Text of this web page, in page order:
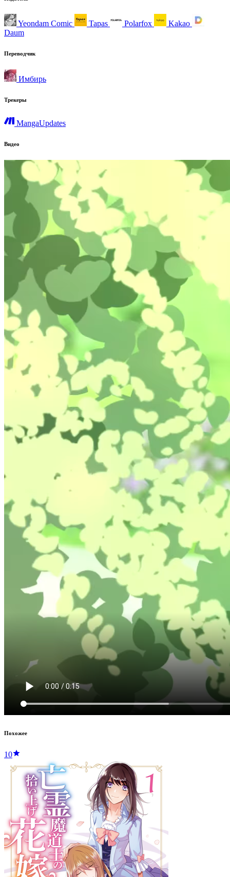
Yeondam Comic Tapas Polarfox
Kakao
Daum
Переводчик
Имбирь
Трекеры
MangaUpdates
Видео
Похожее
10